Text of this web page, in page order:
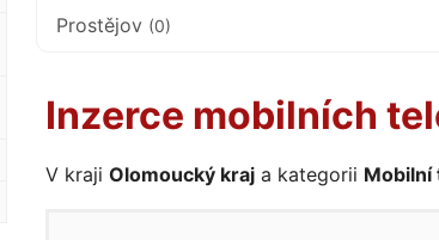
Prostějov (0)
Inzerce mobilních
V kraji Olomoucký kraj a kategorii Mobilní